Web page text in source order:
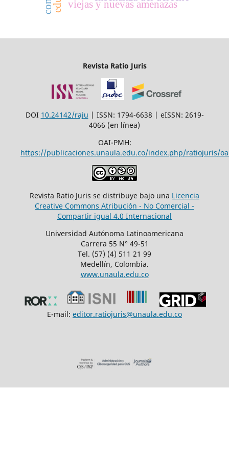
viejas y nuevas amenazas
Revista Ratio Juris
DOI 10.24142/raju | ISSN: 1794-6638 | eISSN: 2619-
4066 (en línea)
OAI-PMH:
https://publicaciones.unaula.edu.co/index.php/ratiojuris/
Revista Ratio Juris se distribuye bajo una Licencia
Creative Commons Atribución - No Comercial -
Compartir igual 4.0 Internacional
Universidad Autónoma Latinoamericana
Carrera 55 N° 49-51
Tel. (57) (4) 511 21 99
Medellín, Colombia.
www.unaula.edu.co
E-mail: editor.ratiojuris@unaula.edu.co